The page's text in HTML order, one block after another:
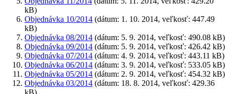
kB)
Objednávka 10/2014 (dátum: 1. 10. 2014, veľkosť: 447.49
kB)
Objednávka 08/2014 (dátum: 5. 9. 2014, veľkosť: 490.08 kB)
Objednávka 09/2014 (dátum: 5. 9. 2014, veľkosť: 426.42 kB)
Objednávka 07/2014 (dátum: 4. 9. 2014, veľkosť: 443.11 kB)
Objednávka 06/2014 (dátum: 3. 9. 2014, veľkosť: 533.05 kB)
Objednávka 05/2014 (dátum: 2. 9. 2014, veľkosť: 454.32 kB)
Objednávka 03/2014 (dátum: 18. 8. 2014, veľkosť: 429.36